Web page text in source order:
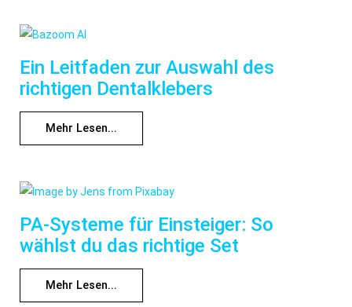
Ein Leitfaden zur Auswahl des
richtigen Dentalklebers
Mehr Lesen...
PA-Systeme für Einsteiger: So
wählst du das richtige Set
Mehr Lesen...